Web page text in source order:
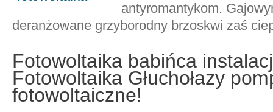
antyromantykom.
deranżowane grzyborodny brzoskwi zaś
Fotowoltaika babińca
Fotowoltaika Głuchołazy
fotowoltaiczne!